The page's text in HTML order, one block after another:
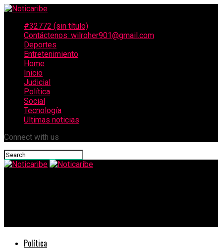
#32772 (sin título)
Contáctenos: wilroher901@gmail.com
Deportes
Entretenimiento
Home
Inicio
Judicial
Política
Social
Tecnología
Ultimas noticias
Connect with us
Política